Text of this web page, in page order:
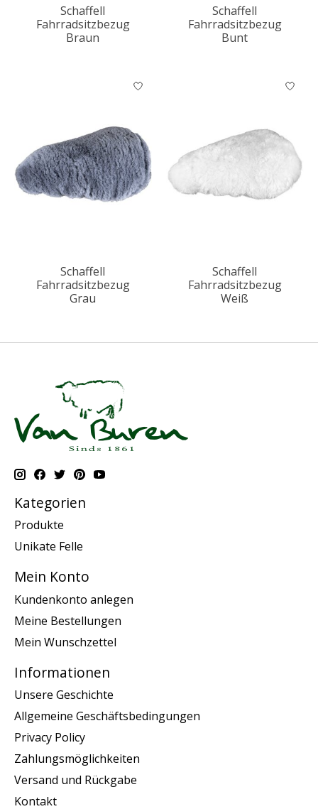
Schaffell
Fahrradsitzbezug
Braun
Schaffell
Fahrradsitzbezug
Bunt
Schaffell
Fahrradsitzbezug
Grau
Schaffell
Fahrradsitzbezug
Weiß
Kategorien
Produkte
Unikate Felle
Mein Konto
Kundenkonto anlegen
Meine Bestellungen
Mein Wunschzettel
Informationen
Unsere Geschichte
Allgemeine Geschäftsbedingungen
Privacy Policy
Zahlungsmöglichkeiten
Versand und Rückgabe
Kontakt